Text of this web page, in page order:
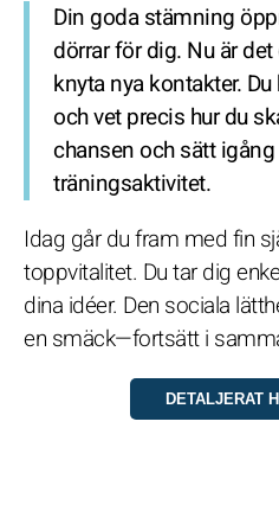
Din goda stämning
dörrar för dig. Nu är
knyta nya kontakter.
och vet precis hur du
chansen och sätt
träningsaktivitet.
Idag går du fram med fin
toppvitalitet. Du tar dig
dina idéer. Den sociala
en smäck—fortsätt i